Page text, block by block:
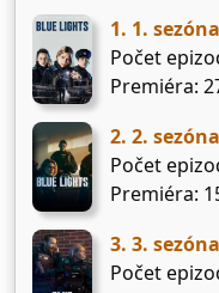
1. 1. sezóna
Počet
Premiéra:
2. 2. sezóna
Počet
Premiéra:
3. 3. sezóna
Počet